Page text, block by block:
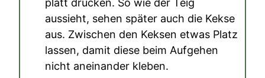
platt drücken. So wie der Teig
aussieht, sehen später auch die Kekse
aus. Zwischen den Keksen etwas Platz
lassen, damit diese beim Aufgehen
nicht aneinander kleben.